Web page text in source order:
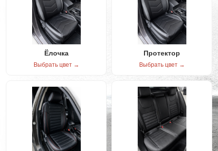
Ёлочка
Выбрать цвет →
Протектор
Выбрать цвет →